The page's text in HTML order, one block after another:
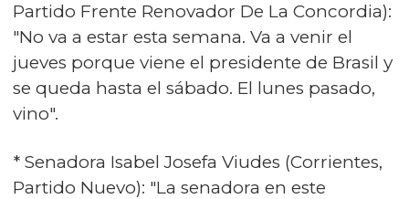
Partido Frente Renovador De La Concordia):
"No va a estar esta semana. Va a venir el
jueves porque viene el presidente de Brasil y
se queda hasta el sábado. El lunes pasado,
vino".
* Senadora Isabel Josefa Viudes (Corrientes,
Partido Nuevo): "La senadora en este